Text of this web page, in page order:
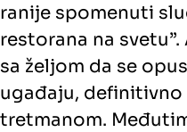
ranije spomenuti
restorana na
sa željom da se
ugađaju,
tretmanom.